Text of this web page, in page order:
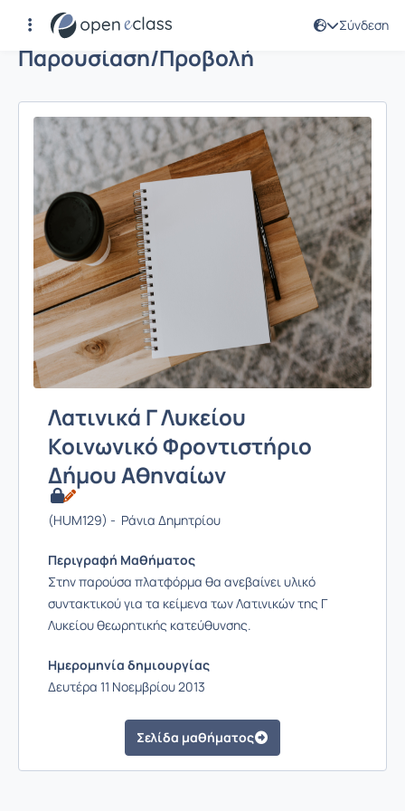
Σύνδεση
Παρουσίαση/Προβολή
Λατινικά Γ Λυκείου
Κοινωνικό Φροντιστήριο
Δήμου Αθηναίων
(HUM129) - Ράνια Δημητρίου
Περιγραφή Μαθήματος
Στην παρούσα πλατφόρμα θα ανεβαίνει υλικό
συντακτικού για τα κείμενα των Λατινικών της Γ
Λυκείου θεωρητικής κατεύθυνσης.
Ημερομηνία δημιουργίας
Δευτέρα 11 Νοεμβρίου 2013
Σελίδα μαθήματος